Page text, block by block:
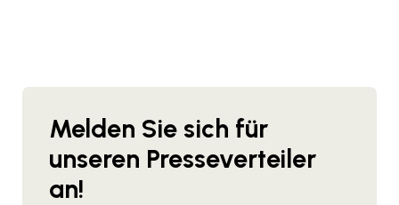
Melden Sie sich für
unseren Presseverteiler
an!